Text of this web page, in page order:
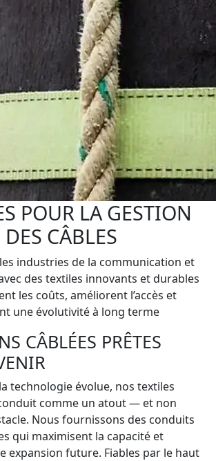
POUR LA GESTION
DES CÂBLES
industries de la communication et
des textiles innovants et durables
les coûts, améliorent l’accès et
une évolutivité à long terme
CÂBLÉES PRÊTES
technologie évolue, nos textiles
comme un atout — et non
Nous fournissons des conduits
qui maximisent la capacité et
expansion future. Fiables par le haut